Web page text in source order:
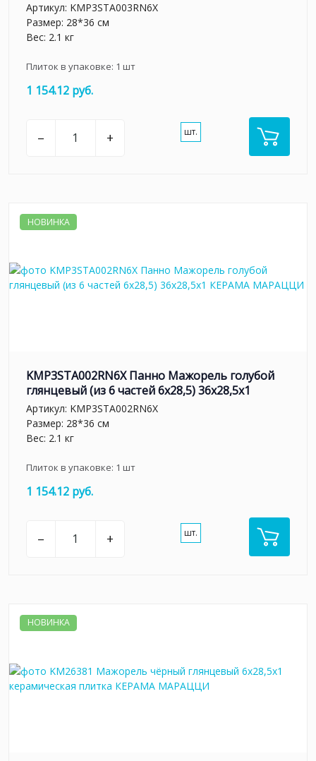
Артикул: KMP3STA003RN6X
Размер: 28*36 см
Вес: 2.1 кг
Плиток в упаковке: 1 шт
1 154.12 руб.
– + шт.
НОВИНКА
KMP3STA002RN6X Панно Мажорель голубой
глянцевый (из 6 частей 6х28,5) 36x28,5x1
Артикул: KMP3STA002RN6X
Размер: 28*36 см
Вес: 2.1 кг
Плиток в упаковке: 1 шт
1 154.12 руб.
– + шт.
НОВИНКА